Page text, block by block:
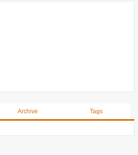
Archive Tags